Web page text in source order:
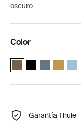
oscuro
Color
Thule Yepp Nexxt 2
Thule Yepp
Thule Yepp
Thule
Garantía Thule